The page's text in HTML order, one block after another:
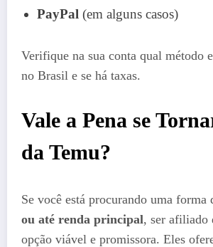
PayPal (em alguns casos)
Verifique na sua conta qual método
no Brasil e se há taxas.
Vale a Pena se
da Temu?
Se você está procurando uma forma
ou até renda principal, ser afiliado
opção viável e promissora. Eles